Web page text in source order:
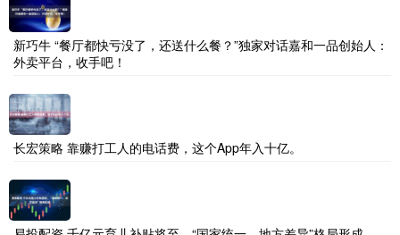
新巧牛 “餐厅都快亏没了，还送什么餐？”独家对话嘉和一品创始人：
外卖平台，收手吧！
长宏策略 靠赚打工人的电话费，这个App年入十亿。